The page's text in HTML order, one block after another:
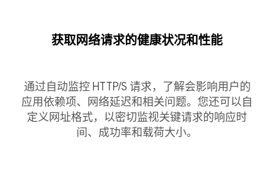
获取网络请求的健康状况和性能
通过自动监控 HTTP/S 请求，了解会影响用户的
应用依赖项、网络延迟和相关问题。您还可以自
定义网址格式，以密切监视关键请求的响应时
间、成功率和载荷大小。